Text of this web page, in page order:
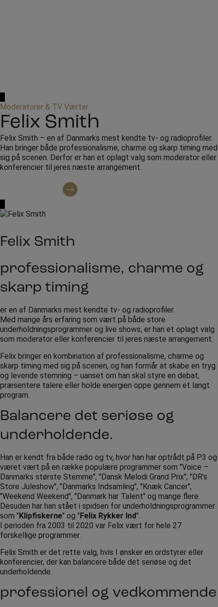
Moderatorer & TV Værter
Felix Smith
Felix Smith – en af Danmarks mest kendte tv- og radioprofiler.
Han bringer både professionalisme, charme og skarp timing med
sig på scenen. Derfor er han et oplagt valg som moderator eller
konferencier til jeres næste arrangement.
Felix Smith
professionalisme, charme og
skarp timing
er en af Danmarks mest kendte tv- og radioprofiler.
Med mange års erfaring som vært på både store
underholdningsprogrammer og live shows, er han et oplagt valg
som moderator eller konferencier til jeres næste arrangement.
Felix bringer en kombination af professionalisme, charme og
skarp timing med sig på scenen, og han formår at skabe en tryg
og levende stemning – uanset om han skal styre en debat,
præsentere talere eller holde energien oppe gennem et langt
program.
Balancere det seriøse og
underholdende.
Han er kendt fra både radio og tv, hvor han har optrådt på P3 og
været vært på en række populære programmer som "Voice –
Danmarks største Stemme", "Dansk Melodi Grand Prix", "DR’s
Store Juleshow", "Danmarks Indsamling", "Knæk Cancer",
"Weekend Weekend", "Danmark har Talent" og mange flere.
Desuden har han stået i spidsen for underholdningsprogrammer
som " Klipfiskerne" og " Felix Rykker Ind".
I perioden fra 2003 til 2020 var Felix vært for hele 27
forskellige programmer.
Felix Smith er det rette valg, hvis I ønsker en ordstyrer eller
konferencier, der kan balancere både det seriøse og det
underholdende.
professionel og vedkommende